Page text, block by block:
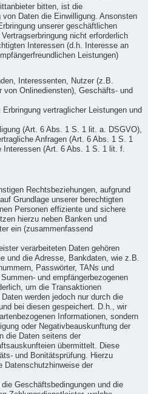
bitten, ist die
von Daten die Einwilligung. Ansonsten
unserer geschäftlichen
nicht erforderlich
Interessen (d.h. Interesse an
Leistungen)
Interessenten, Nutzer (z.B.
von Onlinediensten), Geschäfts- und
Erbringung vertraglicher Leistungen und
(Art. 6 Abs. 1 S. 1 lit. a. DSGVO),
Anfragen (Art. 6 Abs. 1 S. 1
Interessen (Art. 6 Abs. 1 S. 1 lit. f.
Rechtsbeziehungen, aufgrund
Grundlage unserer berechtigten
Personen effiziente und sichere
hierzu neben Banken und
ein (zusammenfassend
verarbeiteten Daten gehören
und die Adresse, Bankdaten, wie z.B.
Passwörter, TANs und
und empfängerbezogenen
um die Transaktionen
werden jedoch nur durch die
bei diesen gespeichert. D.h., wir
Informationen, sondern
oder Negativbeauskunftung der
die Daten seitens der
übermittelt. Diese
und Bonitätsprüfung. Hierzu
Datenschutzhinweise der
Geschäftsbedingungen und die